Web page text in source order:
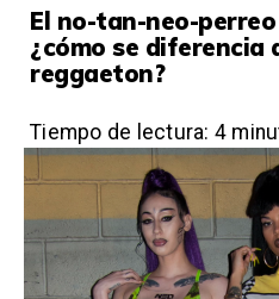
e
b
o
k
t
t
t
s
p
El no-tan-neo-
¿cómo se diferencia
reggaeton?
Tiempo de lectura: 4